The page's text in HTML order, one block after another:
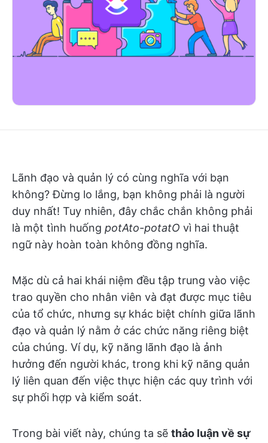
Lãnh đạo và quản lý có cùng nghĩa với bạn
không? Đừng lo lắng, bạn không phải là người
duy nhất! Tuy nhiên, đây chắc chắn không phải
là một tình huống potAto-potatO vì hai thuật
ngữ này hoàn toàn không đồng nghĩa.
Mặc dù cả hai khái niệm đều tập trung vào việc
trao quyền cho nhân viên và đạt được mục tiêu
của tổ chức, nhưng sự khác biệt chính giữa lãnh
đạo và quản lý nằm ở các chức năng riêng biệt
của chúng. Ví dụ, kỹ năng lãnh đạo là ảnh
hưởng đến người khác, trong khi kỹ năng quản
lý liên quan đến việc thực hiện các quy trình với
sự phối hợp và kiểm soát.
Trong bài viết này, chúng ta sẽ thảo luận về sự